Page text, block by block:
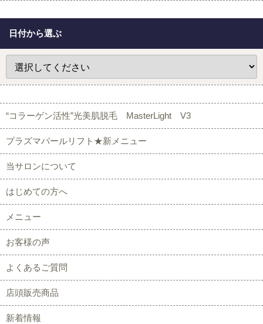
日付から選ぶ
“コラーゲン活性”光美肌脱毛 MasterLight V3
プラズマパールリフト★新メニュー
当サロンについて
はじめての方へ
メニュー
お客様の声
よくあるご質問
店頭販売商品
新着情報